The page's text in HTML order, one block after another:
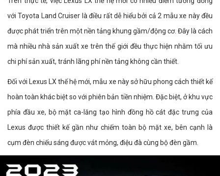
với Toyota Land Cruiser là điều rất dễ hiểu bởi cả 2 mẫu xe này đều
được phát triển trên một nền tảng khung gầm/động cơ. Đây là cách
mà nhiều nhà sản xuất xe trên thế giới đều thực hiện nhằm tối ưu
chi phí sản xuất, tránh lãng phí nền tảng không cần thiết.
Đối với Lexus LX thế hệ mới, mẫu xe này sở hữu phong cách thiết kế
hoàn toàn khác biệt so với phiên bản tiền nhiệm. Đặc biệt, ở khu vực
phía đầu xe, bộ mặt ca-lăng tạo hình đồng hồ cát đặc trưng của
Lexus được thiết kế gần như chiếm toàn bộ mặt xe, bên cạnh là
cụm đèn chiếu sáng được vát mỏng, điệu đà cùng bộ đèn gầm.